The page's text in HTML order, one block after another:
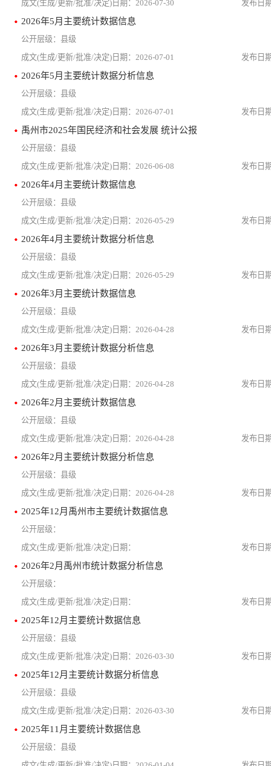
2026-07-30
2026年5月主要统计数据信息
县级
2026-07-01
2026年5月主要统计数据分析信息
县级
2026-07-01
禹州市2025年国民经济和社会发展 统计公报
县级
2026-06-08
2026年4月主要统计数据信息
县级
2026-05-29
2026年4月主要统计数据分析信息
县级
2026-05-29
2026年3月主要统计数据信息
县级
2026-04-28
2026年3月主要统计数据分析信息
县级
2026-04-28
2026年2月主要统计数据信息
县级
2026-04-28
2026年2月主要统计数据分析信息
县级
2026-04-28
2025年12月禹州市主要统计数据信息
2026年2月禹州市统计数据分析信息
2025年12月主要统计数据信息
县级
2026-03-30
2025年12月主要统计数据分析信息
县级
2026-03-30
2025年11月主要统计数据信息
县级